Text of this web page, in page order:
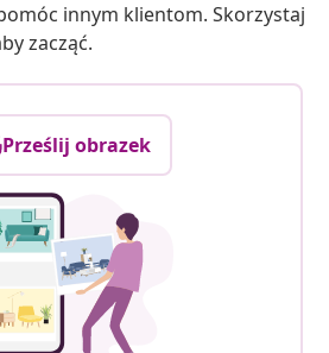
innym klientom. Skorzystaj
zacząć.
Prześlij obrazek